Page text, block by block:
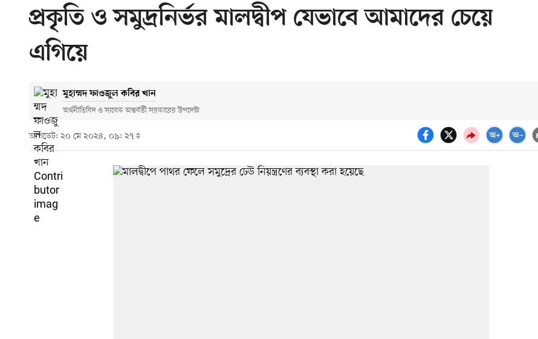
প্রকৃতি ও সমুদ্রনির্ভর মালদ্বীপ যেভাবে আমাদের চেয়ে
এগিয়ে
মুহাম্মদ ফাওজুল কবির খান
অর্থনীতিবিদ ও সাবেক অন্তর্বর্তী সরকারের উপদেষ্টা
আপডেট: ২০ মে ২০২৪, ০৯: ২৭